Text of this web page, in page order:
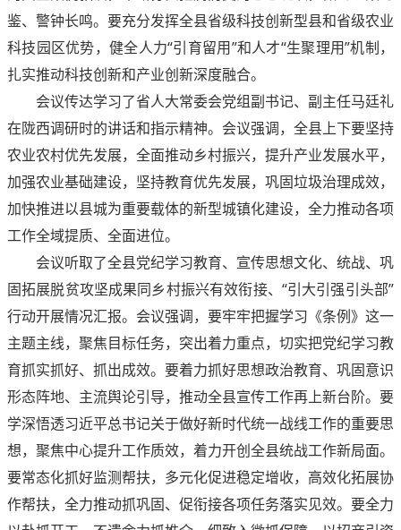
鉴、警钟长鸣。要充分发挥全县省级科技创新型县和省级农业
科技园区优势，健全人力“引育留用”和人才“生聚理用”机制，
扎实推动科技创新和产业创新深度融合。
会议传达学习了省人大常委会党组副书记、副主任马廷礼
在陇西调研时的讲话和指示精神。会议强调，全县上下要坚持
农业农村优先发展，全面推动乡村振兴，提升产业发展水平，
加强农业基础建设，坚持教育优先发展，巩固垃圾治理成效，
加快推进以县城为重要载体的新型城镇化建设，全力推动各项
工作全域提质、全面进位。
会议听取了全县党纪学习教育、宣传思想文化、统战、巩
固拓展脱贫攻坚成果同乡村振兴有效衔接、“引大引强引头部”
行动开展情况汇报。会议强调，要牢牢把握学习《条例》这一
主题主线，聚焦目标任务，突出着力重点，切实把党纪学习教
育抓实抓好、抓出成效。要着力抓好思想政治教育、巩固意识
形态阵地、主流舆论引导，推动全县宣传工作再上新台阶。要
学深悟透习近平总书记关于做好新时代统一战线工作的重要思
想，聚焦中心提升工作质效，着力开创全县统战工作新局面。
要常态化抓好监测帮扶，多元化促进稳定增收，高效化拓展协
作帮扶，全力推动抓巩固、促衔接各项任务落实见效。要全力